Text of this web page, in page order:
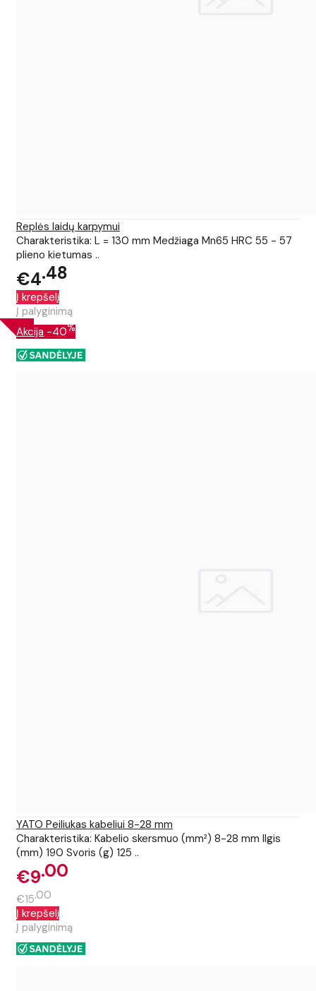
Replės laidų karpymui
Charakteristika: L = 130 mm Medžiaga Mn65 HRC 55 - 57
plieno kietumas ..
€4 48
Į krepšelį
Į palyginimą
Akcija -40%
YATO Peiliukas kabeliui 8-28 mm
Charakteristika: Kabelio skersmuo (mm²) 8-28 mm Ilgis
(mm) 190 Svoris (g) 125 ..
€9 00
€15 00
Į krepšelį
Į palyginimą